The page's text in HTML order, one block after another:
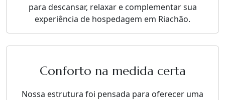
para descansar, relaxar e complementar sua
experiência de hospedagem em Riachão.
Conforto na medida certa
Nossa estrutura foi pensada para oferecer uma